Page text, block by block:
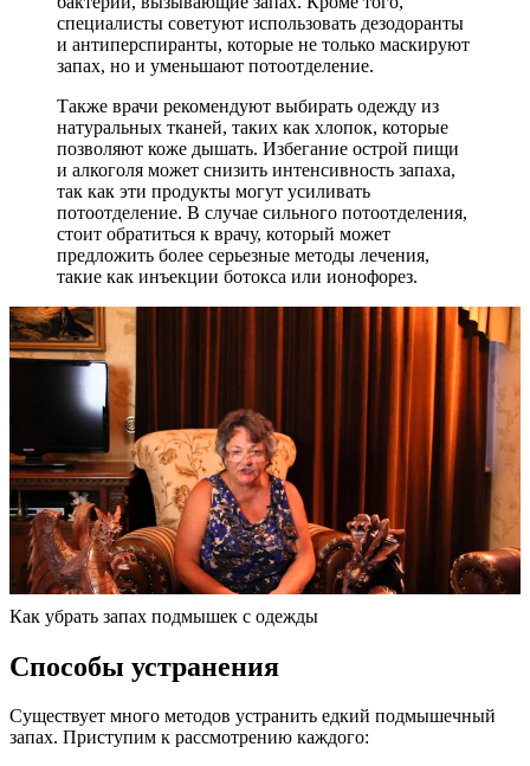
специалисты советуют использовать дезодоранты
и антиперспиранты, которые не только маскируют
запах, но и уменьшают потоотделение.
Также врачи рекомендуют выбирать одежду из
натуральных тканей, таких как хлопок, которые
позволяют коже дышать. Избегание острой пищи
и алкоголя может снизить интенсивность запаха,
так как эти продукты могут усиливать
потоотделение. В случае сильного потоотделения,
стоит обратиться к врачу, который может
предложить более серьезные методы лечения,
такие как инъекции ботокса или ионофорез.
Как убрать запах подмышек с одежды
Способы устранения
Существует много методов устранить едкий подмышечный
запах. Приступим к рассмотрению каждого: